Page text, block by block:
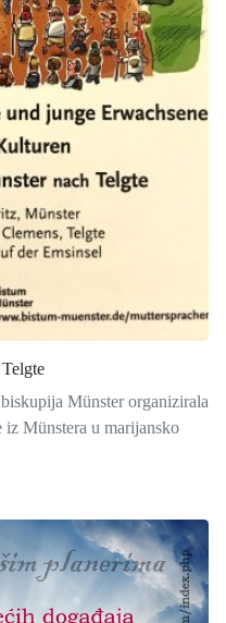
Münster organizirala
iz Münstera u marijansko